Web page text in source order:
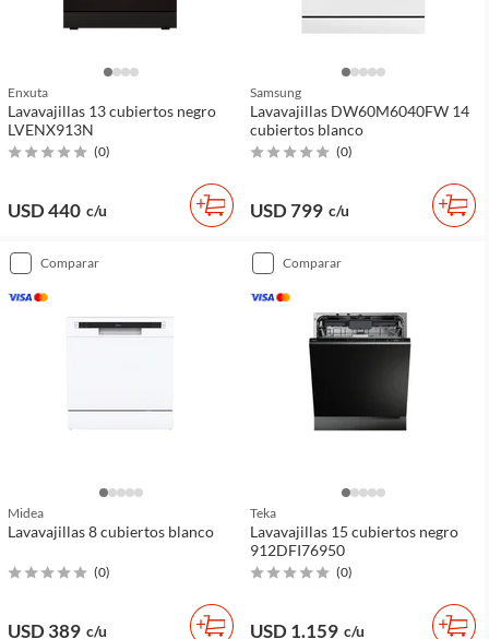
Enxuta
Lavavajillas 13 cubiertos negro
LVENX913N
(0)
USD 440 c/u
Samsung
Lavavajillas DW60M6040FW 14
cubiertos blanco
(0)
USD 799 c/u
comparar
Midea
Lavavajillas 8 cubiertos blanco
(0)
USD 389 c/u
comparar
Teka
Lavavajillas 15 cubiertos negro
912DFI76950
(0)
USD 1.159 c/u